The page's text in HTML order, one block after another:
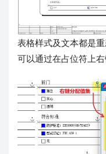
表格样式及文本都是
可以通过在占位符上